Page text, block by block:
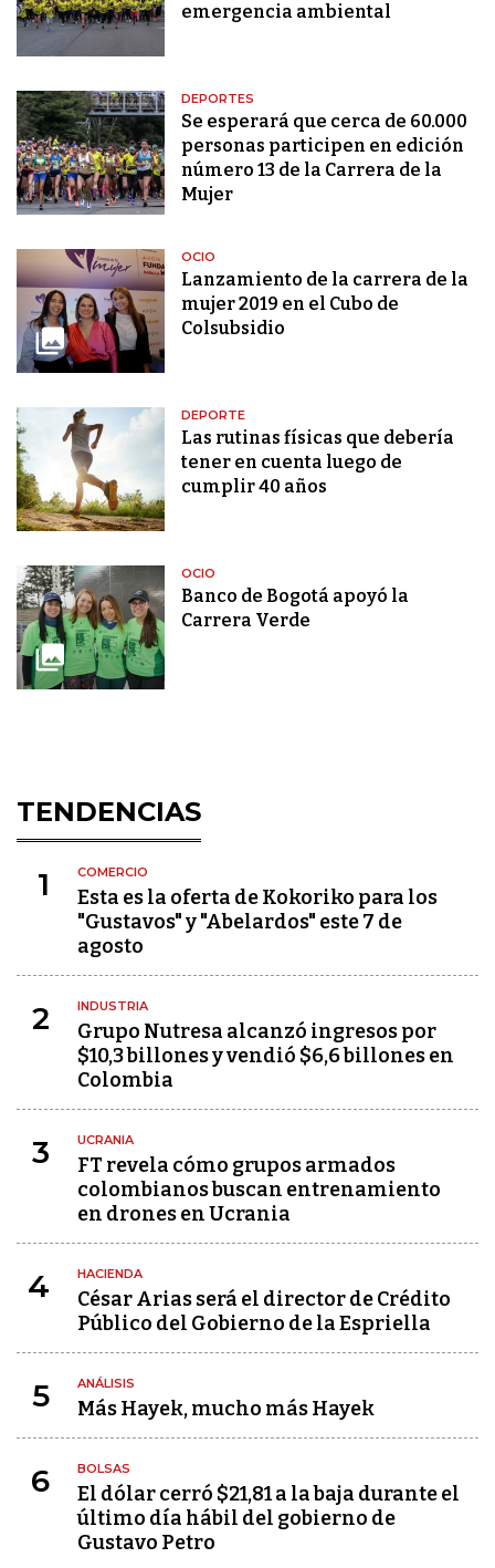
emergencia ambiental
DEPORTES
Se esperará que cerca de 60.000
personas participen en edición
número 13 de la Carrera de la
Mujer
OCIO
Lanzamiento de la carrera de la
mujer 2019 en el Cubo de
Colsubsidio
DEPORTE
Las rutinas físicas que debería
tener en cuenta luego de
cumplir 40 años
OCIO
Banco de Bogotá apoyó la
Carrera Verde
TENDENCIAS
1 COMERCIO
Esta es la oferta de Kokoriko para los
"Gustavos" y "Abelardos" este 7 de
agosto
2 INDUSTRIA
Grupo Nutresa alcanzó ingresos por
$10,3 billones y vendió $6,6 billones en
Colombia
3 UCRANIA
FT revela cómo grupos armados
colombianos buscan entrenamiento
en drones en Ucrania
4 HACIENDA
César Arias será el director de Crédito
Público del Gobierno de la Espriella
5 ANÁLISIS
Más Hayek, mucho más Hayek
6 BOLSAS
El dólar cerró $21,81 a la baja durante el
último día hábil del gobierno de
Gustavo Petro